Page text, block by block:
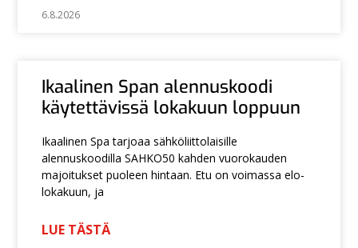
6.8.2026
Ikaalinen Span alennuskoodi
käytettävissä lokakuun loppuun
Ikaalinen Spa tarjoaa sähköliittolaisille
alennuskoodilla SAHKO50 kahden vuorokauden
majoitukset puoleen hintaan. Etu on voimassa elo-
lokakuun, ja
LUE TÄSTÄ